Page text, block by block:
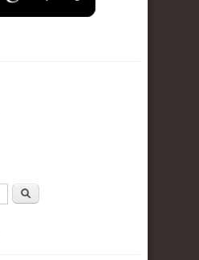
搜索